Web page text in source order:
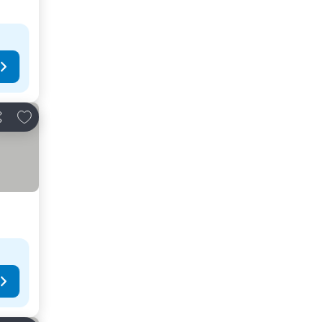
Ajouter à mes favoris